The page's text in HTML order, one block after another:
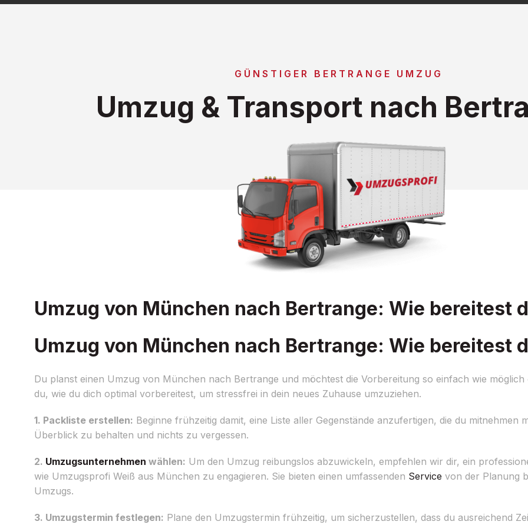
GÜNSTIGER BERTRANGE UMZUG
Umzug & Transport nach
Umzug von München nach Bertrange: Wie bereitest
Umzug von München nach Bertrange: Wie bereitest
Du planst einen Umzug von München nach Bertrange und möchtest die Vorbereitung so einfach wie
du, wie du dich optimal vorbereitest, um stressfrei in dein neues Zuhause umzuziehen.
1. Packliste erstellen: Beginne frühzeitig damit, eine Liste aller Gegenstände anzufertigen, die du mitnehmen
Überblick zu behalten und nichts zu vergessen.
2. Umzugsunternehmen wählen: Um den Umzug reibungslos abzuwickeln, empfehlen wir dir, ein
wie Umzugsprofi Weiß aus München zu engagieren. Sie bieten einen umfassenden Service von der Planung
Umzugs.
3. Umzugstermin festlegen: Plane den Umzugstermin frühzeitig, um sicherzustellen, dass du ausreichend